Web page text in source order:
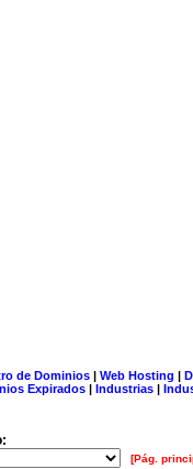
de Dominios| Web Hosting |
Expirados | Industrias |
[Pág.